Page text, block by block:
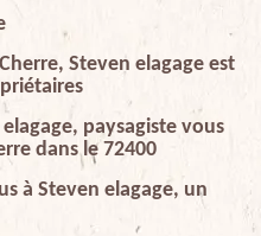
Steven elagage est
paysagiste vous
dans le 72400
à Steven elagage, un